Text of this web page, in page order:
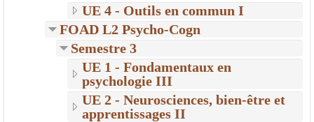
UE 4 - Outils en commun I
FOAD L2 Psycho-Cogn
Semestre 3
UE 1 - Fondamentaux en
psychologie III
UE 2 - Neurosciences, bien-être et
apprentissages II